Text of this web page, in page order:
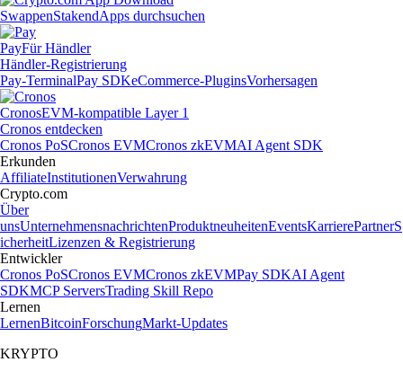
SwappenStakendApps durchsuchen
PayFür Händler
Händler-Registrierung
Pay-TerminalPay SDKeCommerce-PluginsVorhersagen
CronosEVM-kompatible Layer 1
Cronos entdecken
Cronos PoSCronos EVMCronos zkEVMAI Agent SDK
Erkunden
AffiliateInstitutionenVerwahrung
Crypto.com
Über
unsUnternehmensnachrichtenProduktneuheitenEventsKarrierePartnerS
icherheitLizenzen & Registrierung
Entwickler
Cronos PoSCronos EVMCronos zkEVMPay SDKAI Agent
SDKMCP ServersTrading Skill Repo
Lernen
LernenBitcoinForschungMarkt-Updates
KRYPTO